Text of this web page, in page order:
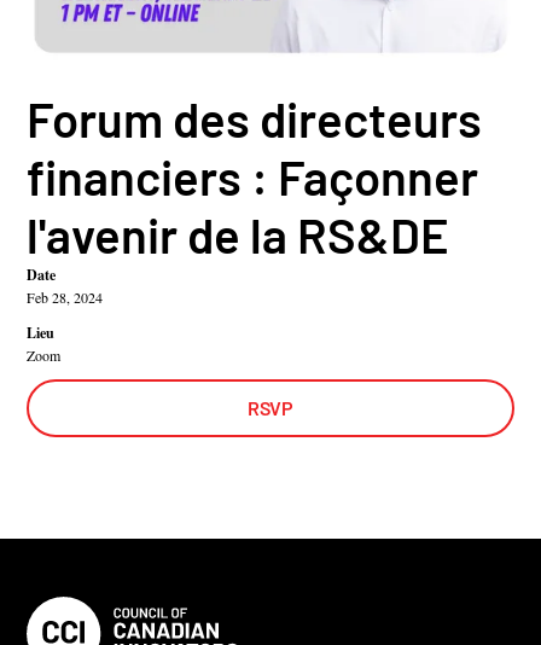
Forum des directeurs
financiers : Façonner
l'avenir de la RS&DE
Date
Feb 28, 2024
Lieu
Zoom
RSVP